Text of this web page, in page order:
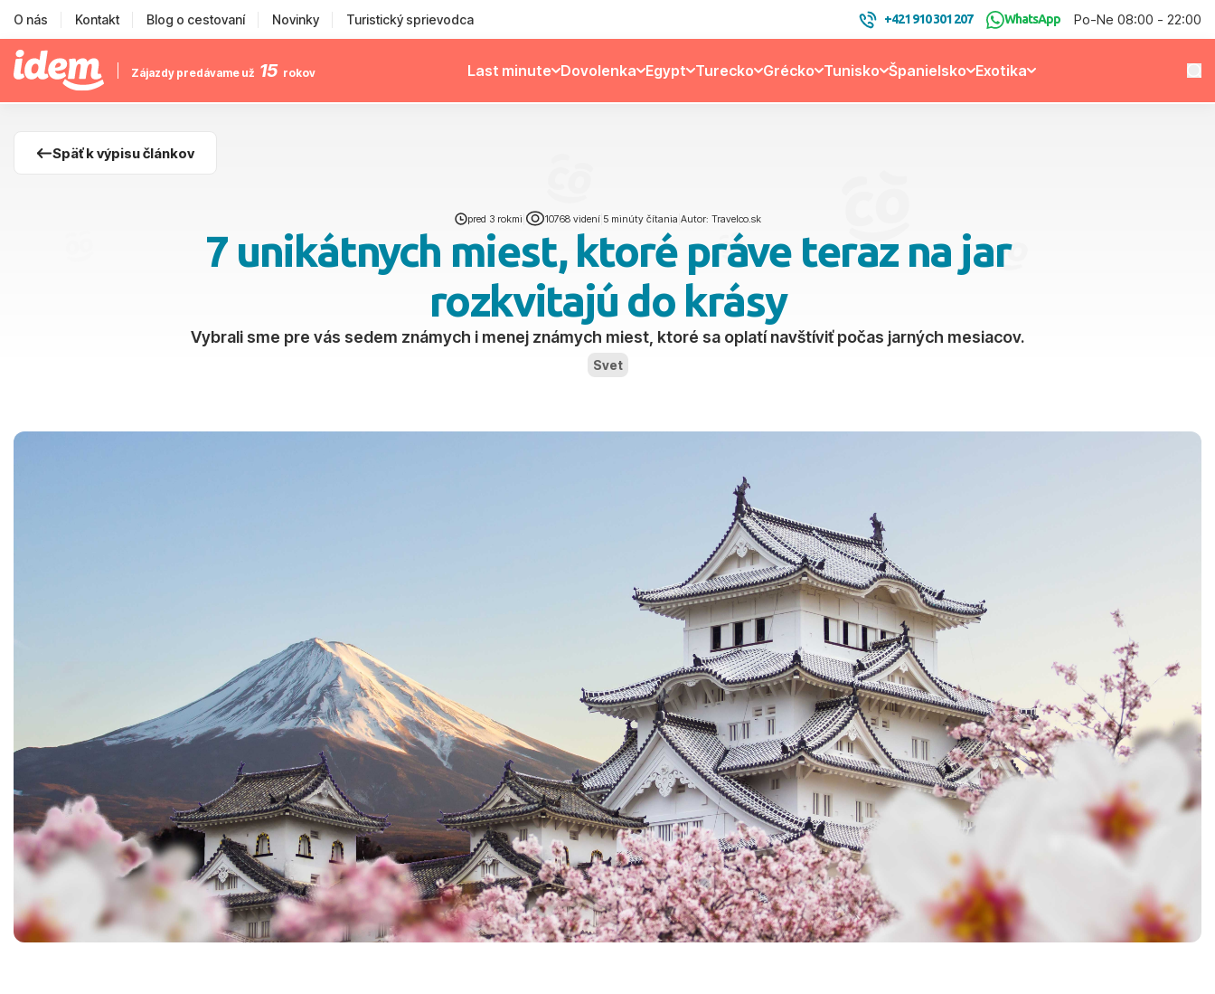
O nás Kontakt Blog o cestovaní Novinky Turistický sprievodca +421 910 301 207 WhatsApp Po-Ne 08:00 - 22:00
Zájazdy predávame už 15 rokov Last minute Dovolenka Egypt Turecko Grécko Tunisko Španielsko Exotika
Späť k výpisu článkov
pred 3 rokmi 10768 videní| 5 minúty čítania Autor: Travelco.sk
7 unikátnych miest, ktoré práve teraz na jar
rozkvitajú do krásy
Vybrali sme pre vás sedem známych i menej známych miest, ktoré sa oplatí navštíviť počas jarných mesiacov.
Svet